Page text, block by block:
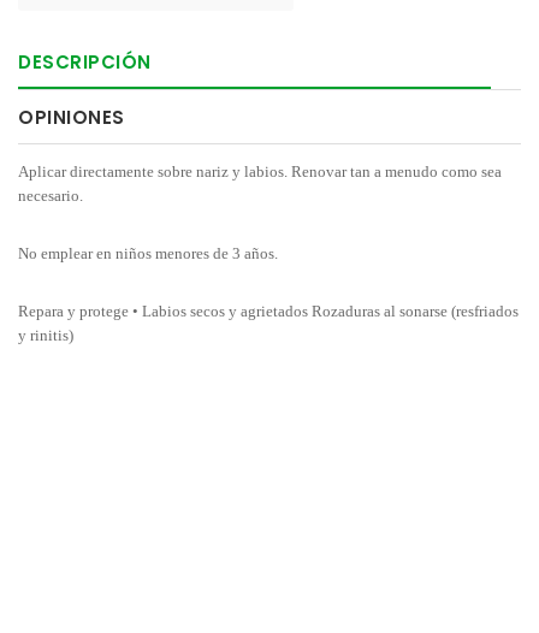
DESCRIPCIÓN
OPINIONES
Aplicar directamente sobre nariz y labios. Renovar tan a menudo como sea
necesario.
No emplear en niños menores de 3 años.
Repara y protege • Labios secos y agrietados Rozaduras al sonarse (resfriados
y rinitis)